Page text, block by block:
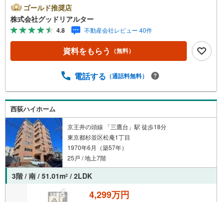
介です。投資用マンションを購入する際、最大のリスクは
空室リスクです。利回りがいくら高かろうとも、空室が続
いてしまえば、絵に描いた餅になってしまいます。弊社で
ご紹介するマンションは、人気エリアのお薦め物件はもち
ろんのこと、エリアのニーズに合った人気のお部屋等、賃
貸営業経験スタッフの培ってきた知識と経験を基に物件を
ての対策はお任せください。掲載されている物件は、弊社
い合わせください。※記載賃料等の収入や利回りは、将来に
わたり、得られることを保証するものではありません。※賃
料等については、賃貸中のものについては現在の賃料等
で、空室または所有者居住中等のものについては、周辺の
賃料相場に基づき、満室時を想定して表示しています。
ゴールド推奨店
株式会社グッドリアルター
4.8 不動産会社レビュー 40件
資料をもらう （無料）
電話する （通話料無料）
西荻ハイホーム
京王井の頭線 「三鷹台」駅 徒歩18分
東京都杉並区松庵1丁目
1970年6月（築57年）
25戸 / 地上7階
3階 / 南 / 51.01m2 / 2LDK
4,299万円